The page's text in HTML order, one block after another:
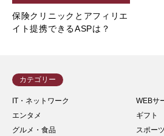
保険クリニックとアフィリエ
イト提携できるASPは？
カテゴリー
IT・ネットワーク
WEBサ
エンタメ
ギフト
グルメ・食品
スポー